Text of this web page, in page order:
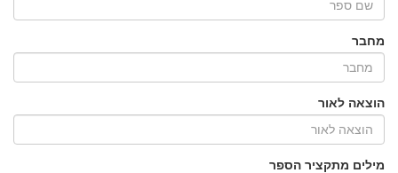
מחבר
הוצאה לאור
מילים מתקציר הספר